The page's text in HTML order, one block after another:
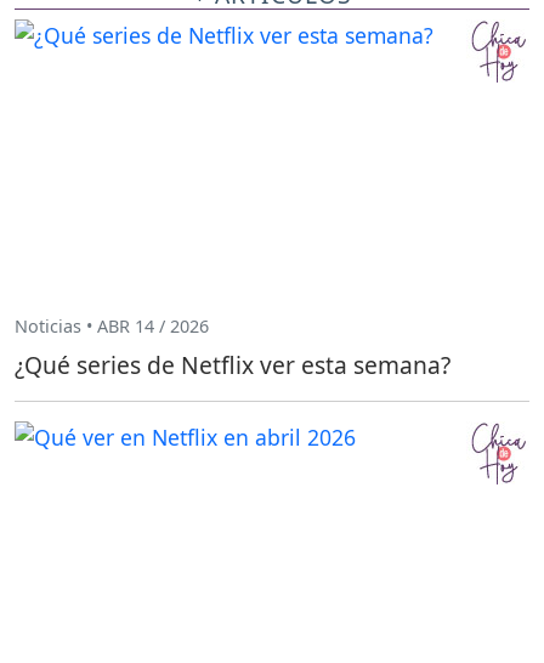
Noticias • ABR 14 / 2026
¿Qué series de Netflix ver esta semana?